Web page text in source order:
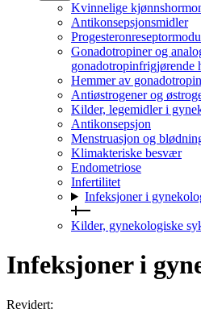
Kvinnelige
Antikonsepsjonsmidler
Gonadotropiner og
gonadotropinfrigjørende
Hemmer av
Antiøstrogener og
Kilder, legemidler i
Antikonsepsjon
Menstruasjon og
Klimakteriske besvær
Endometriose
Infertilitet
Infeksjoner i
Kilder, gynekologiske
Infeksjoner i
Revidert: